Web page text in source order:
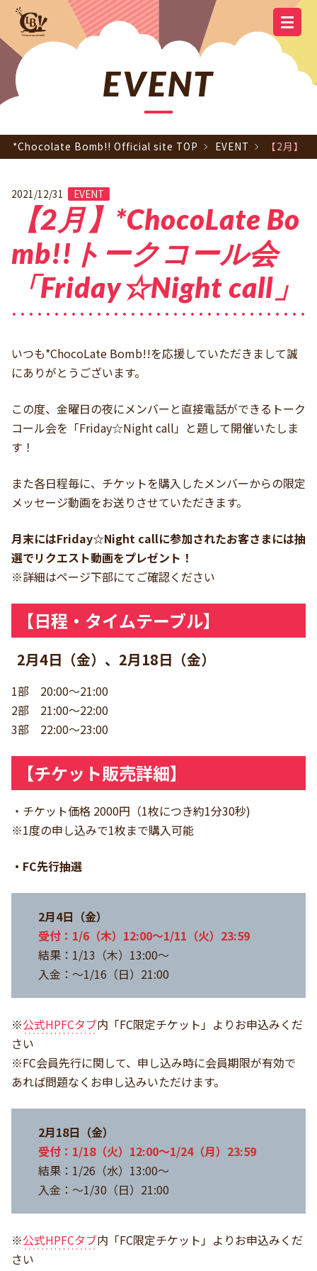
OFFICIAL SITE TOP
SCHEDULE DISCOGRAPHY
GOODS
YOUTUBE OFFICIAL LINE
OFFICIAL
EVENT
*Chocolate Bomb!! Official site TOP EVENT 【2月】
2021/12/31 EVENT
【2月】*ChocoLate Bo
mb!!トークコール会
「Friday☆Night call」
いつも*ChocoLate Bomb!!を応援していただきまして誠
にありがとうございます。
この度、金曜日の夜にメンバーと直接電話ができるトーク
コール会を「Friday☆Night call」と題して開催いたしま
す！
また各日程毎に、チケットを購入したメンバーからの限定
メッセージ動画をお送りさせていただきます。
月末にはFriday☆Night callに参加されたお客さまには抽
選でリクエスト動画をプレゼント！
※詳細はページ下部にてご確認ください
【日程・タイムテーブル】
2月4日（金）、2月18日（金）
1部 20:00～21:00
2部 21:00～22:00
3部 22:00～23:00
【チケット販売詳細】
・チケット価格 2000円（1枚につき約1分30秒)
※1度の申し込みで1枚まで購入可能
・FC先行抽選
2月4日（金）
受付：1/6（木）12:00～1/11（火）23:59
結果：1/13（木）13:00～
入金：～1/16（日）21:00
※公式HPFCタブ内「FC限定チケット」よりお申込みくだ
さい
※FC会員先行に関して、申し込み時に会員期限が有効で
あれば問題なくお申し込みいただけます。
2月18日（金）
受付：1/18（火）12:00～1/24（月）23:59
結果：1/26（水）13:00～
入金：～1/30（日）21:00
※公式HPFCタブ内「FC限定チケット」よりお申込みくだ
さい